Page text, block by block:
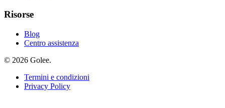
Risorse
Blog
Centro assistenza
© 2026 Golee.
Termini e condizioni
Privacy Policy